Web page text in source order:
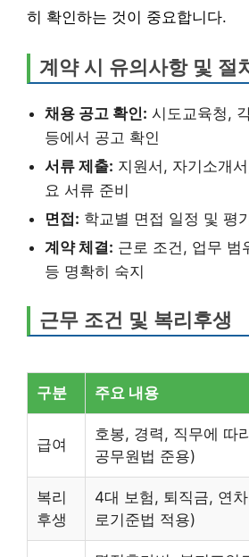
히 확인하는 것이 중요합니다.
계약 시 유의사항 및 절
채용 공고 확인: 시도교육청,
등에서 공고 확인
서류 제출: 지원서, 자기소개
요 서류 준비
면접: 학교별 면접 일정 및 평
계약 체결: 근로 조건, 업무 범
등 명확히 숙지
근무 조건 및 복리후생
구분 주요 내용
급여
호봉, 경력, 직무에 따
공무원법 준용)
복리
후생
4대 보험, 퇴직금, 연
로기준법 적용)